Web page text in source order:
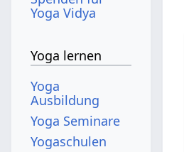
Yoga Vidya
Yoga lernen
Yoga
Ausbildung
Yoga Seminare
Yogaschulen